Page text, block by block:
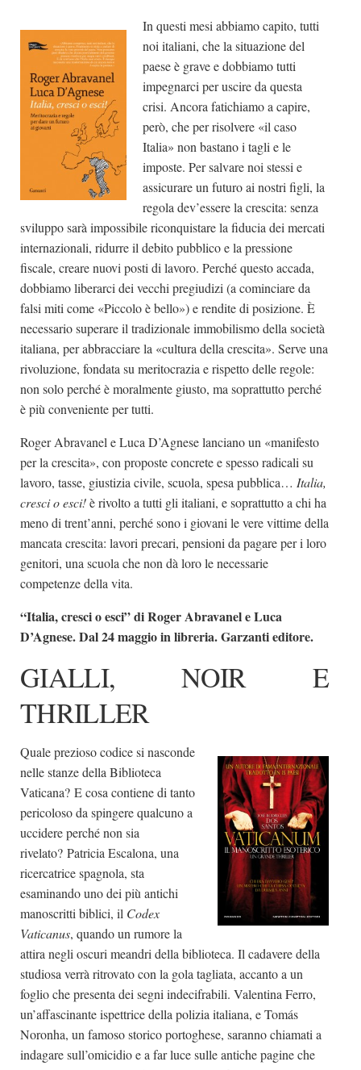
In questi mesi abbiamo capito, tutti
noi italiani, che la situazione del
paese è grave e dobbiamo tutti
impegnarci per uscire da questa
crisi. Ancora fatichiamo a capire,
però, che per risolvere «il caso
Italia» non bastano i tagli e le
imposte. Per salvare noi stessi e
assicurare un futuro ai nostri figli, la
regola dev’essere la crescita: senza
sviluppo sarà impossibile riconquistare la fiducia dei mercati
internazionali, ridurre il debito pubblico e la pressione
fiscale, creare nuovi posti di lavoro. Perché questo accada,
dobbiamo liberarci dei vecchi pregiudizi (a cominciare da
falsi miti come «Piccolo è bello») e rendite di posizione. È
necessario superare il tradizionale immobilismo della società
italiana, per abbracciare la «cultura della crescita». Serve una
rivoluzione, fondata su meritocrazia e rispetto delle regole:
non solo perché è moralmente giusto, ma soprattutto perché
è più conveniente per tutti.
Roger Abravanel e Luca D’Agnese lanciano un «manifesto
per la crescita», con proposte concrete e spesso radicali su
lavoro, tasse, giustizia civile, scuola, spesa pubblica… Italia,
cresci o esci!è rivolto a tutti gli italiani, e soprattutto a chi ha
meno di trent’anni, perché sono i giovani le vere vittime della
mancata crescita: lavori precari, pensioni da pagare per i loro
genitori, una scuola che non dà loro le necessarie
competenze della vita.
“Italia, cresci o esci” di Roger Abravanel e Luca
D’Agnese. Dal 24 maggio in libreria. Garzanti editore.
GIALLI, NOIR E
THRILLER
Quale prezioso codice si nasconde
nelle stanze della Biblioteca
Vaticana? E cosa contiene di tanto
pericoloso da spingere qualcuno a
uccidere perché non sia
rivelato? Patricia Escalona, una
ricercatrice spagnola, sta
esaminando uno dei più antichi
manoscritti biblici, il Codex
Vaticanus, quando un rumore la
attira negli oscuri meandri della biblioteca. Il cadavere della
studiosa verrà ritrovato con la gola tagliata, accanto a un
foglio che presenta dei segni indecifrabili. Valentina Ferro,
un’affascinante ispettrice della polizia italiana, e Tomás
Noronha, un famoso storico portoghese, saranno chiamati a
indagare sull’omicidio e a far luce sulle antiche pagine che